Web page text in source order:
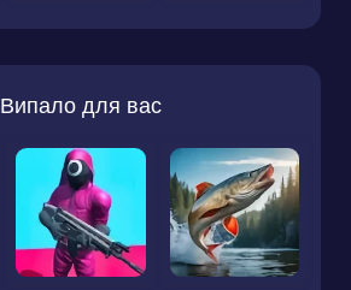
Випало для вас